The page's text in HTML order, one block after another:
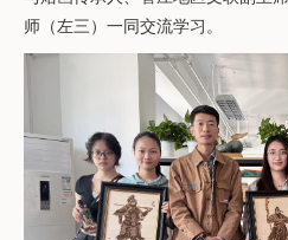
师（左三）一同交流学习。